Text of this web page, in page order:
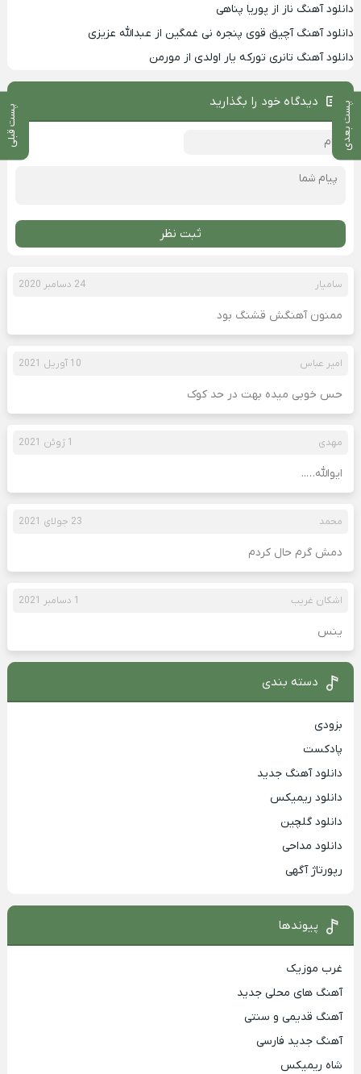
پست بعدی پست قبلی
دانلود آهنگ ناز از پوریا پناهی
دانلود آهنگ آچیق قوی پنجره نی غمگین از عبدالله عزیزی
دانلود آهنگ تانری تورکه یار اولدی از مورمن
دیدگاه خود را بگذارید
ثبت نظر
سامیار 24 دسامبر 2020
ممنون آهنگش قشنگ بود
امیر عباس 10 آوریل 2021
حس خوبی میده بهت در حد کوک
مهدی 1 ژوئن 2021
ایوالله…..
محمد 23 جولای 2021
دمش گرم حال کردم
اشکان غریب 1 دسامبر 2021
ینس
دسته بندی
بزودی
پادکست
دانلود آهنگ جدید
دانلود ریمیکس
دانلود گلچین
دانلود مداحی
رپورتاژ آگهی
پیوندها
غرب موزیک
آهنگ های محلی جدید
آهنگ قدیمی و سنتی
آهنگ جدید فارسی
شاه ریمیکس